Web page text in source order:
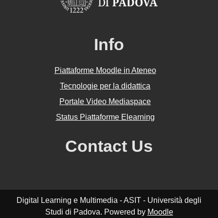
Info
Piattaforme Moodle in Ateneo
Tecnologie per la didattica
Portale Video Mediaspace
Status Piattaforme Elearning
Contact Us
Digital Learning e Multimedia - ASIT - Università degli
Studi di Padova. Powered by Moodle